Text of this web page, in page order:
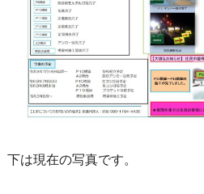
下は現在の写真です。